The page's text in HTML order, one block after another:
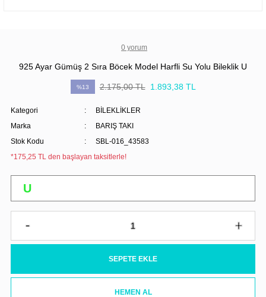
0 yorum
925 Ayar Gümüş 2 Sıra Böcek Model Harfli Su Yolu Bileklik U
%13 2.175,00 TL 1.893,38 TL
Kategori
BİLEKLİKLER
Marka
BARIŞ TAKI
Stok Kodu
SBL-016_43583
*175,25 TL den başlayan taksitlerle!
SEPETE EKLE
HEMEN AL